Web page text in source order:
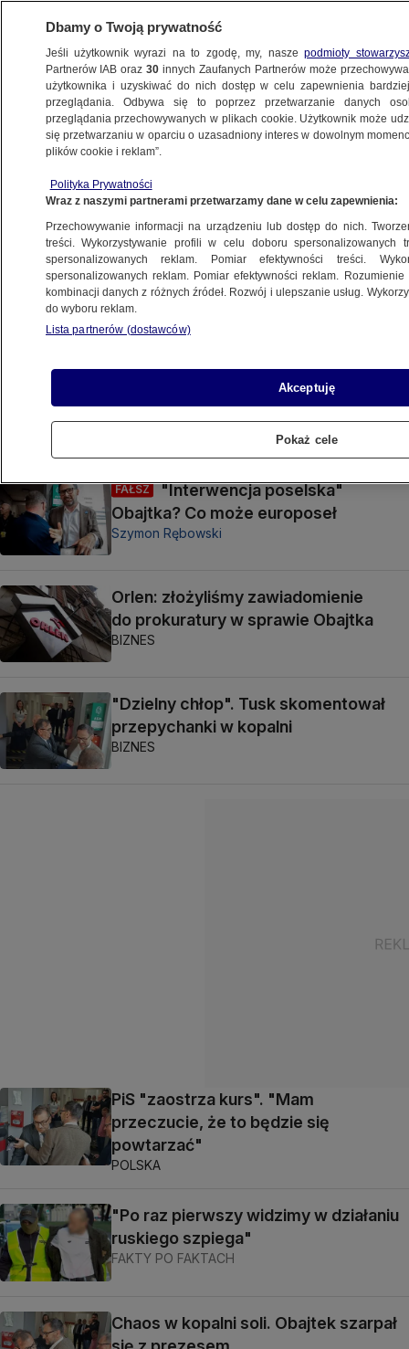
DANIEL OBAJTEK
Obajtek z zarzutami. Jest z nich
"dumny"
POLSKA
Termin coraz bliżej, a konflikt narasta.
Nie tylko w pierwszym partyjnym
rzędzie
POLSKA
"Proszę nie wykorzystywać
mojej deklaracji". Obajtek zabrał głos
POLSKA
FAŁSZ
"Interwencja poselska"
Obajtka? Co może europoseł
Szymon Rębowski
Orlen: złożyliśmy zawiadomienie
do prokuratury w sprawie Obajtka
BIZNES
"Dzielny chłop". Tusk skomentował
przepychanki w kopalni
BIZNES
PiS "zaostrza kurs". "Mam
przeczucie, że to będzie się
powtarzać"
POLSKA
"Po raz pierwszy widzimy w działaniu
ruskiego szpiega"
FAKTY PO FAKTACH
Chaos w kopalni soli. Obajtek szarpał
Dbamy o Twoją prywatność
Jeśli użytkownik wyrazi na to zgodę, my, naszepodmioty
Partnerów IAB oraz30 innych Zaufanych Partnerów może
użytkownika i uzyskiwać do nich dostęp w celu zapewnienia
przeglądania. Odbywa się to poprzez przetwarzanie danych
przeglądania przechowywanych w plikach cookie. Użytkownik może
się przetwarzaniu w oparciu o uzasadniony interes w dowolnym
plików cookie i reklam”.
Polityka Prywatności
Wraz z naszymi partnerami przetwarzamy dane w celu zapewnienia:
Przechowywanie informacji na urządzeniu lub dostęp do nich.
treści. Wykorzystywanie profili w celu doboru spersonalizowanych
spersonalizowanych reklam. Pomiar efektywności treści.
spersonalizowanych reklam. Pomiar efektywności reklam.
kombinacji danych z różnych źródeł. Rozwój i ulepszanie usług.
do wyboru reklam.
Lista partnerów (dostawców)
Akceptuję
Pokaż cele